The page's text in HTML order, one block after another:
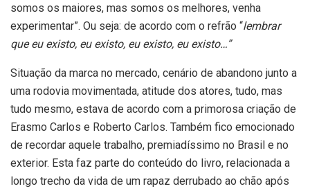
somos os maiores, mas somos os melhores, venha
experimentar”. Ou seja: de acordo com o refrão “lembrar
que eu existo, eu existo, eu existo, eu existo…”
Situação da marca no mercado, cenário de abandono junto a
uma rodovia movimentada, atitude dos atores, tudo, mas
tudo mesmo, estava de acordo com a primorosa criação de
Erasmo Carlos e Roberto Carlos. Também fico emocionado
de recordar aquele trabalho, premiadíssimo no Brasil e no
exterior. Esta faz parte do conteúdo do livro, relacionada a
longo trecho da vida de um rapaz derrubado ao chão após